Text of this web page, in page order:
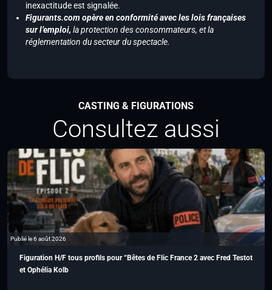
inexactitude est signalée.
Figurants.com opère en conformité avec les lois françaises
sur l’emploi, la protection des consommateurs, et la
réglementation du secteur du spectacle.
CASTING & FIGURATIONS
Consultez aussi
Publié le 6 août 2026
Figuration H/F tous profils pour “Bêtes de Flic France 2 avec Fred Testot
et Ophélia Kolb